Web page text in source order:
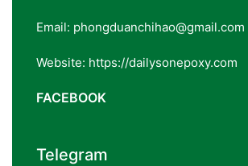
Email: phongduanchihao@gmail.com
Website: https://dailysonepoxy.com
FACEBOOK
Telegram